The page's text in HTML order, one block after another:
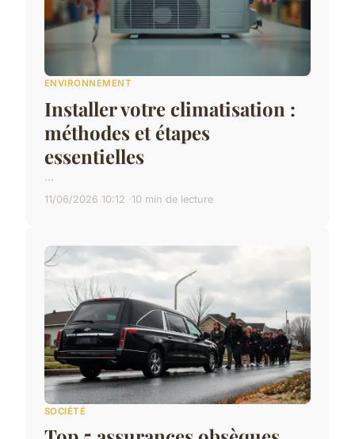
ENVIRONNEMENT
Installer votre climatisation :
méthodes et étapes
essentielles
...
11/06/2026 10:12 10 min de lecture
SOCIÉTÉ